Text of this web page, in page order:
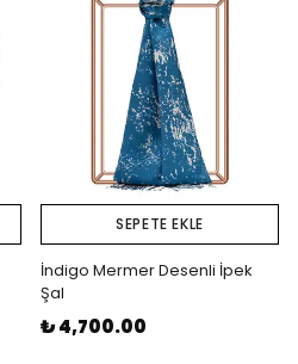
SEPETE EKLE
İndigo Mermer Desenli İpek
Şal
₺ 4,700.00